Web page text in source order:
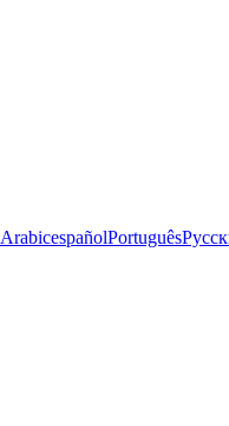
ArabicespañolPortuguês